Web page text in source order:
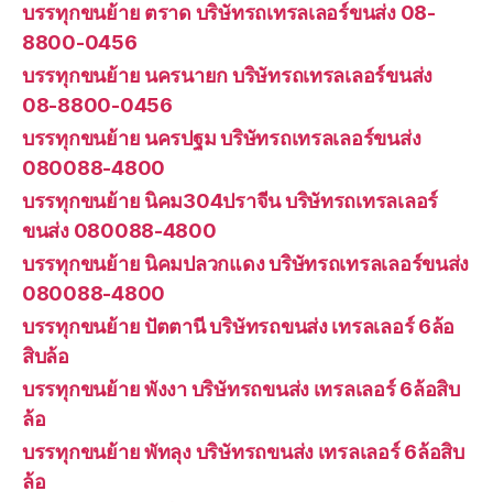
บรรทุกขนย้าย ตราด บริษัทรถเทรลเลอร์ขนส่ง 08-
8800-0456
บรรทุกขนย้าย นครนายก บริษัทรถเทรลเลอร์ขนส่ง
08-8800-0456
บรรทุกขนย้าย นครปฐม บริษัทรถเทรลเลอร์ขนส่ง
080088-4800
บรรทุกขนย้าย นิคม304ปราจีน บริษัทรถเทรลเลอร์
ขนส่ง 080088-4800
บรรทุกขนย้าย นิคมปลวกแดง บริษัทรถเทรลเลอร์ขนส่ง
080088-4800
บรรทุกขนย้าย ปัตตานี บริษัทรถขนส่ง เทรลเลอร์ 6ล้อ
สิบล้อ
บรรทุกขนย้าย พังงา บริษัทรถขนส่ง เทรลเลอร์ 6ล้อสิบ
ล้อ
บรรทุกขนย้าย พัทลุง บริษัทรถขนส่ง เทรลเลอร์ 6ล้อสิบ
ล้อ